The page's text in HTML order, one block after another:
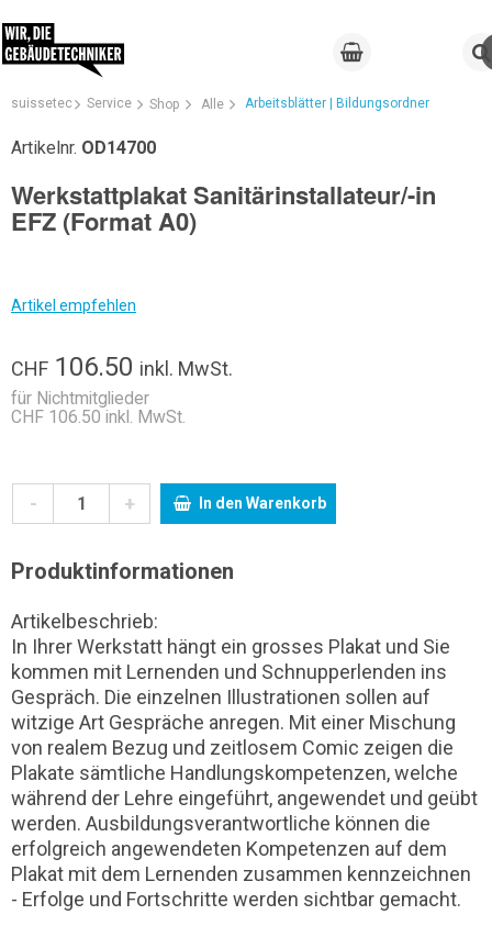
suissetec Service Shop Alle Arbeitsblätter | Bildungsordner
Artikelnr. OD14700
Werkstattplakat Sanitärinstallateur/-in
EFZ (Format A0)
Artikel empfehlen
CHF 106.50 inkl. MwSt.
für Nichtmitglieder
CHF 106.50 inkl. MwSt.
- + In den Warenkorb
Produktinformationen
Artikelbeschrieb:
In Ihrer Werkstatt hängt ein grosses Plakat und Sie
kommen mit Lernenden und Schnupperlenden ins
Gespräch. Die einzelnen Illustrationen sollen auf
witzige Art Gespräche anregen. Mit einer Mischung
von realem Bezug und zeitlosem Comic zeigen die
Plakate sämtliche Handlungskompetenzen, welche
während der Lehre eingeführt, angewendet und geübt
werden. Ausbildungsverantwortliche können die
erfolgreich angewendeten Kompetenzen auf dem
Plakat mit dem Lernenden zusammen kennzeichnen
- Erfolge und Fortschritte werden sichtbar gemacht.